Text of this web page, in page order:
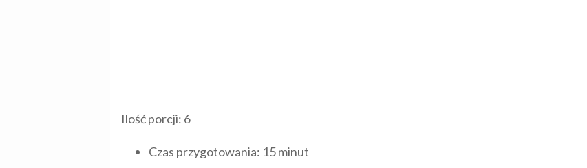
Ilość porcji: 6
Czas przygotowania: 15 minut